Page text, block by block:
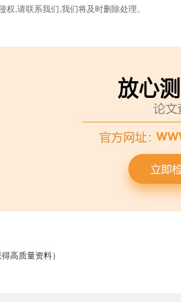
,请联系我们,我们将及时删除处理。
高质量资料）